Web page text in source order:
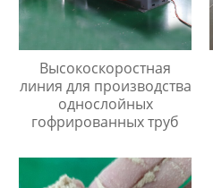
Высокоскоростная
линия для производства
однослойных
гофрированных труб